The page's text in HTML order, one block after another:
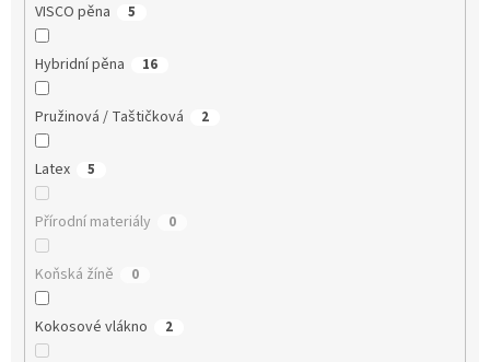
VISCO pěna 5
Hybridní pěna 16
Pružinová / Taštičková 2
Latex 5
Přírodní materiály 0
Koňská žíně 0
Kokosové vlákno 2